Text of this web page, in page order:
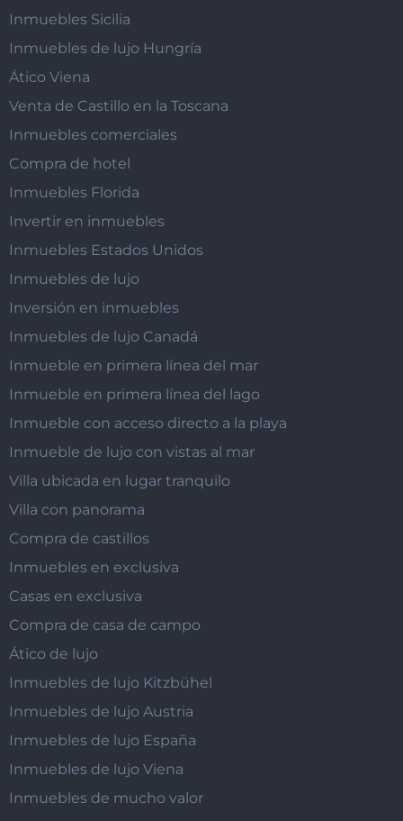
Inmuebles Sicilia
Inmuebles de lujo Hungría
Ático Viena
Venta de Castillo en la Toscana
Inmuebles comerciales
Compra de hotel
Inmuebles Florida
Invertir en inmuebles
Inmuebles Estados Unidos
Inmuebles de lujo
Inversión en inmuebles
Inmuebles de lujo Canadá
Inmueble en primera línea del mar
Inmueble en primera línea del lago
Inmueble con acceso directo a la playa
Inmueble de lujo con vistas al mar
Villa ubicada en lugar tranquilo
Villa con panorama
Compra de castillos
Inmuebles en exclusiva
Casas en exclusiva
Compra de casa de campo
Ático de lujo
Inmuebles de lujo Kitzbühel
Inmuebles de lujo Austria
Inmuebles de lujo España
Inmuebles de lujo Viena
Inmuebles de mucho valor